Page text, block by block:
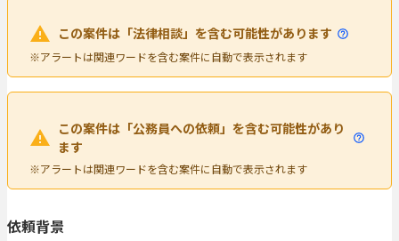
この案件は「法律相談」を含む可能性があります
※アラートは関連ワードを含む案件に自動で表示されます
この案件は「公務員への依頼」を含む可能性があり
ます
※アラートは関連ワードを含む案件に自動で表示されます
依頼背景